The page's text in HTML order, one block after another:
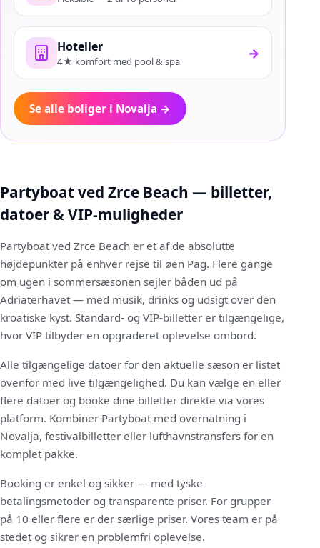
Hoteller
4★ komfort med pool & spa →
Se alle boliger i Novalja →
Partyboat ved Zrce Beach — billetter,
datoer & VIP-muligheder
Partyboat ved Zrce Beach er et af de absolutte
højdepunkter på enhver rejse til øen Pag. Flere gange
om ugen i sommersæsonen sejler båden ud på
Adriaterhavet — med musik, drinks og udsigt over den
kroatiske kyst. Standard- og VIP-billetter er tilgængelige,
hvor VIP tilbyder en opgraderet oplevelse ombord.
Alle tilgængelige datoer for den aktuelle sæson er listet
ovenfor med live tilgængelighed. Du kan vælge en eller
flere datoer og booke dine billetter direkte via vores
platform. Kombiner Partyboat med overnatning i
Novalja, festivalbilletter eller lufthavnstransfers for en
komplet pakke.
Booking er enkel og sikker — med tyske
betalingsmetoder og transparente priser. For grupper
på 10 eller flere er der særlige priser. Vores team er på
stedet og sikrer en problemfri oplevelse.